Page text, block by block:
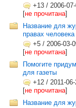
+13 / 2006-
[не прочитана]
Название для
правах человека
+5 / 2006-03-
[не прочитана]
Помогите
для газеты
+12 / 2011-
[не прочитана]
Название для